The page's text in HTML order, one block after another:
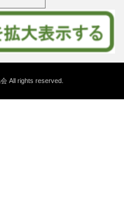
All rights reserved.